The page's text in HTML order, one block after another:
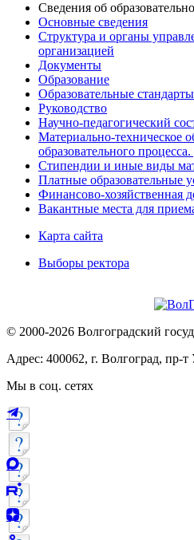
Сведения об
Основные сведения
Структура и органы
организацией
Документы
Образование
Образовательные
Руководство
Научно-педагогический
Материально-техническое
образовательного
Стипендии и иные виды
Платные образовательные
Финансово-хозяйственная
Вакантные места для
Карта сайта
Выборы ректора
© 2000-2026 Волгоградский
Адрес: 400062, г. Волгоград, пр-
Мы в соц. сетях